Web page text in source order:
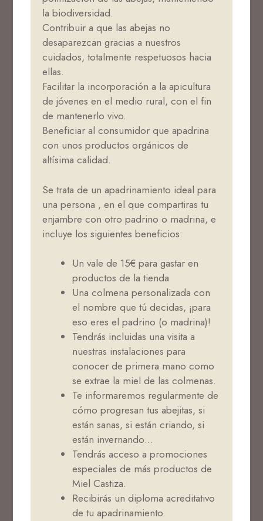
la biodiversidad.
Contribuir a que las abejas no
desaparezcan gracias a nuestros
cuidados, totalmente respetuosos hacia
ellas.
Facilitar la incorporación a la apicultura
de jóvenes en el medio rural, con el fin
de mantenerlo vivo.
Beneficiar al consumidor que apadrina
con unos productos orgánicos de
altísima calidad.
Se trata de un apadrinamiento ideal para
una persona , en el que compartiras tu
enjambre con otro padrino o madrina, e
incluye los siguientes beneficios:
Un vale de 15€ para gastar en
productos de la tienda
Una colmena personalizada con
el nombre que tú decidas, ¡para
eso eres el padrino (o madrina)!
Tendrás incluidas una visita a
nuestras instalaciones para
conocer de primera mano como
se extrae la miel de las colmenas.
Te informaremos regularmente de
cómo progresan tus abejitas, si
están sanas, si están criando, si
están invernando…
Tendrás acceso a promociones
especiales de más productos de
Miel Castiza.
Recibirás un diploma acreditativo
de tu apadrinamiento.